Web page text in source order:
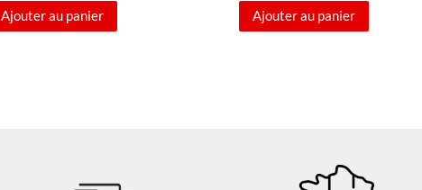
Ajouter au panier Ajouter au panier